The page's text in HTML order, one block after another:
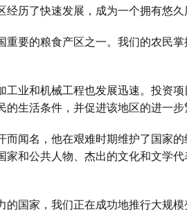
历了快速发展，成为一个拥有悠久
重要的粮食产区之一。我们的农民
工业和机械工程也发展迅速。投资
生活条件，并促进该地区的进一步
而闻名，他在艰难时期维护了国家
家和公共人物、杰出的文化和文学
的国家，我们正在成功地推行大规